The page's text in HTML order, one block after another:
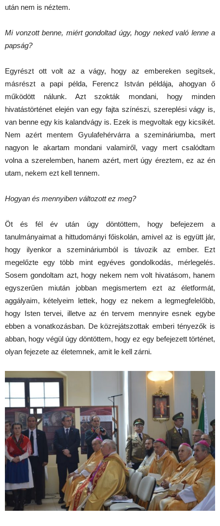
után nem is néztem.
Mi vonzott benne, miért gondoltad úgy, hogy neked való lenne a
papság?
Egyrészt ott volt az a vágy, hogy az embereken segítsek,
másrészt a papi példa, Ferencz István példája, ahogyan ő
működött nálunk. Azt szokták mondani, hogy minden
hivatástörténet elején van egy fajta színészi, szereplési vágy is,
van benne egy kis kalandvágy is. Ezek is megvoltak egy kicsikét.
Nem azért mentem Gyulafehérvárra a szemináriumba, mert
nagyon le akartam mondani valamiről, vagy mert csalódtam
volna a szerelemben, hanem azért, mert úgy éreztem, ez az én
utam, nekem ezt kell tennem.
Hogyan és mennyiben változott ez meg?
Öt és fél év után úgy döntöttem, hogy befejezem a
tanulmányaimat a hittudományi főiskolán, amivel az is együtt jár,
hogy ilyenkor a szemináriumból is távozik az ember. Ezt
megelőzte egy több mint egyéves gondolkodás, mérlegelés.
Sosem gondoltam azt, hogy nekem nem volt hivatásom, hanem
egyszerűen miután jobban megismertem ezt az életformát,
aggályaim, kételyeim lettek, hogy ez nekem a legmegfelelőbb,
hogy Isten tervei, illetve az én tervem mennyire esnek egybe
ebben a vonatkozásban. De közrejátszottak emberi tényezők is
abban, hogy végül úgy döntöttem, hogy ez egy befejezett történet,
olyan fejezete az életemnek, amit le kell zárni.